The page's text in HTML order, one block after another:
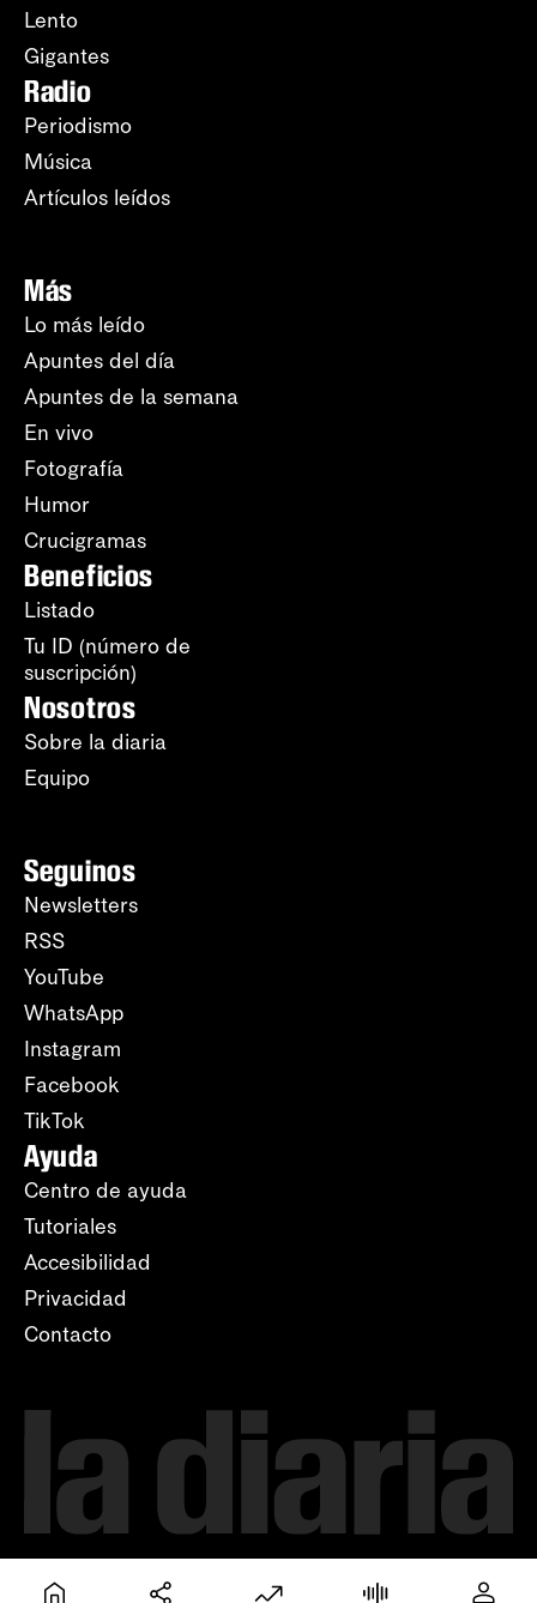
Lento
Gigantes
Radio
Periodismo
Música
Artículos leídos
Más
Lo más leído
Apuntes del día
Apuntes de la semana
En vivo
Fotografía
Humor
Crucigramas
Beneficios
Listado
Tu ID (número de
suscripción)
Nosotros
Sobre la diaria
Equipo
Seguinos
Newsletters
RSS
YouTube
WhatsApp
Instagram
Facebook
TikTok
Ayuda
Centro de ayuda
Tutoriales
Accesibilidad
Privacidad
Contacto